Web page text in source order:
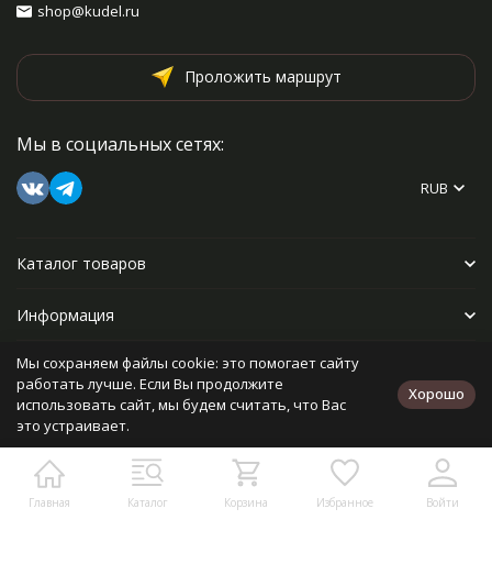
Главная Каталог Корзина Избранное Войти
shop@kudel.ru
Проложить маршрут
Мы в социальных сетях:
RUB
Каталог товаров
Информация
Прочее
Политика персональных данных
Разработано в
bodysite.ru
Мы сохраняем файлы cookie: это помогает сайту
работать лучше. Если Вы продолжите
использовать сайт, мы будем считать, что Вас
это устраивает.
Хорошо